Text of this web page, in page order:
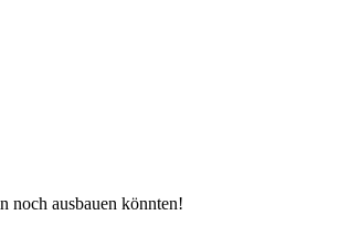
noch ausbauen könnten!